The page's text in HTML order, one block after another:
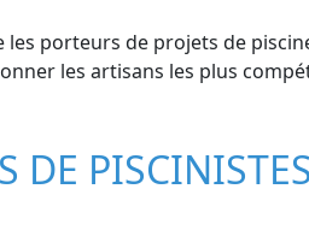
porteurs de projets de
les artisans les plus
DE